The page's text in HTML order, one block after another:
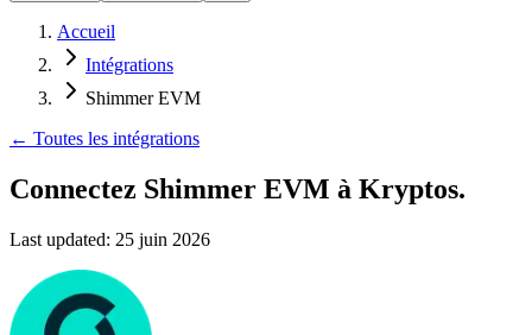
Accueil
Intégrations
Shimmer EVM
← Toutes les intégrations
Connectez Shimmer EVM à Kryptos.
Last updated: 25 juin 2026